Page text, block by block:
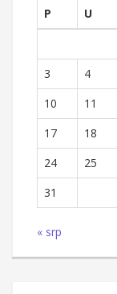
P
U
3
4
10
11
17
18
24
25
31
« srp